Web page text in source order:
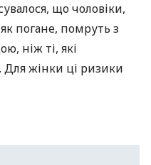
що чоловіки,
погане, помруть з
ніж ті, які
жінки ці ризики